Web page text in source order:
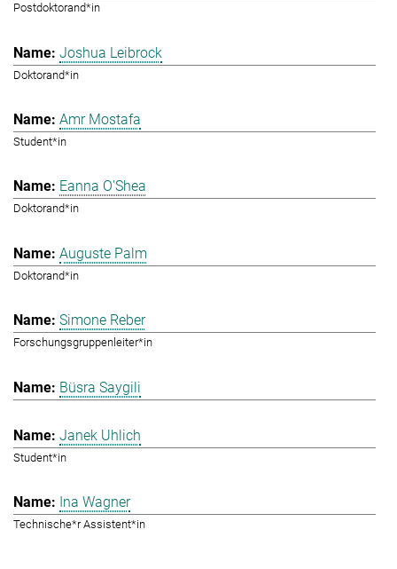
Postdoktorand*in
Joshua Leibrock
Doktorand*in
Amr Mostafa
Student*in
Eanna O'Shea
Doktorand*in
Auguste Palm
Doktorand*in
Simone Reber
Forschungsgruppenleiter*in
Büsra Saygili
Janek Uhlich
Student*in
Ina Wagner
Technische*r Assistent*in